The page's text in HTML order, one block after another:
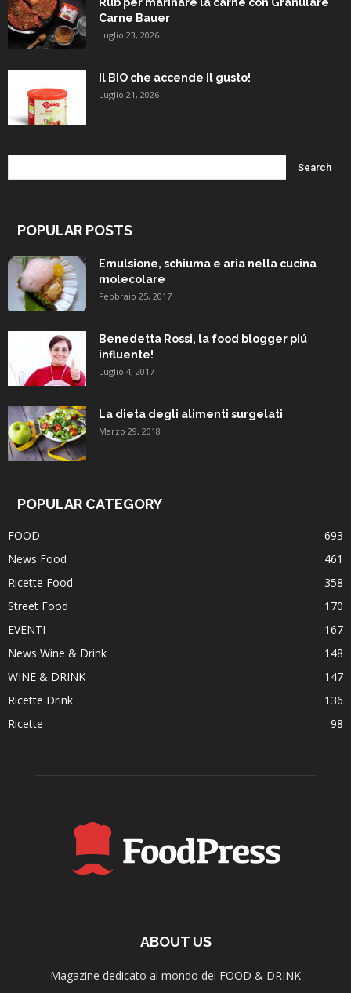
Carne Bauer
Luglio 23, 2026
Il BIO che accende il gusto!
Luglio 21, 2026
POPULAR POSTS
Emulsione, schiuma e aria nella cucina
molecolare
Febbraio 25, 2017
Benedetta Rossi, la food blogger piú
influente!
Luglio 4, 2017
La dieta degli alimenti surgelati
Marzo 29, 2018
POPULAR CATEGORY
FOOD
693
News Food
461
Ricette Food
358
Street Food
170
EVENTI
167
News Wine & Drink
148
WINE & DRINK
147
Ricette Drink
136
Ricette
98
ABOUT US
Magazine dedicato al mondo del FOOD & DRINK